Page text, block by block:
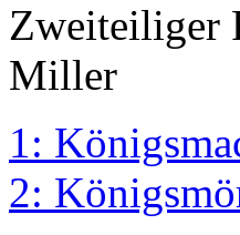
Zweiteiliger
Miller
1:
2: